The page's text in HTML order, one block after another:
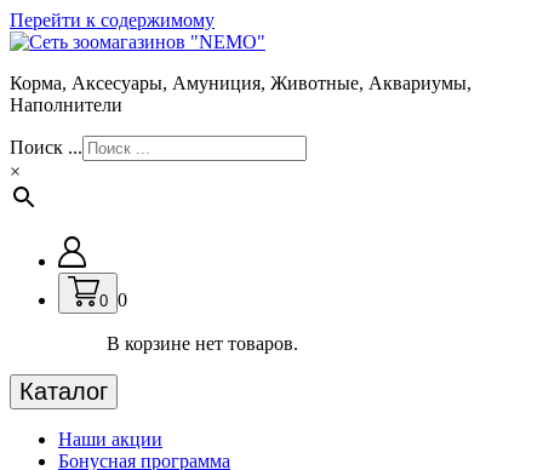
Перейти к содержимому
Корма, Аксесуары, Амуниция, Животные, Аквариумы,
Наполнители
Поиск ...
×
0 0
В корзине нет товаров.
Каталог
Наши акции
Бонусная программа